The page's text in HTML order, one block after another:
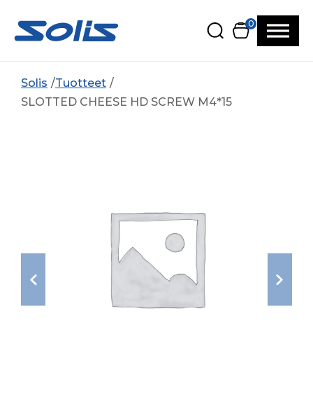
0
Solis
Tuotteet
SLOTTED CHEESE HD SCREW M4*15